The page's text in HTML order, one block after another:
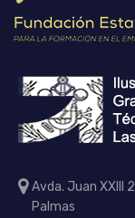
Avda. Juan XXIII
Palmas